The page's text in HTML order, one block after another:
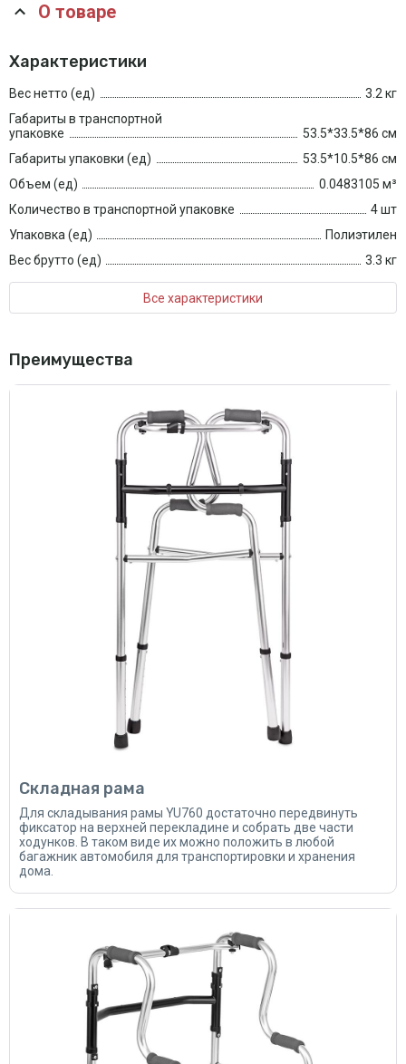
О товаре
Характеристики
Вес нетто (ед)
3.2 кг
Габариты в транспортной
упаковке
53.5*33.5*86 см
Габариты упаковки (ед)
53.5*10.5*86 см
Объем (ед)
0.0483105 м³
Количество в транспортной упаковке
4 шт
Упаковка (ед)
Полиэтилен
Вес брутто (ед)
3.3 кг
Все характеристики
Преимущества
Складная рама
Для складывания рамы YU760 достаточно передвинуть
фиксатор на верхней перекладине и собрать две части
ходунков. В таком виде их можно положить в любой
багажник автомобиля для транспортировки и хранения
дома.